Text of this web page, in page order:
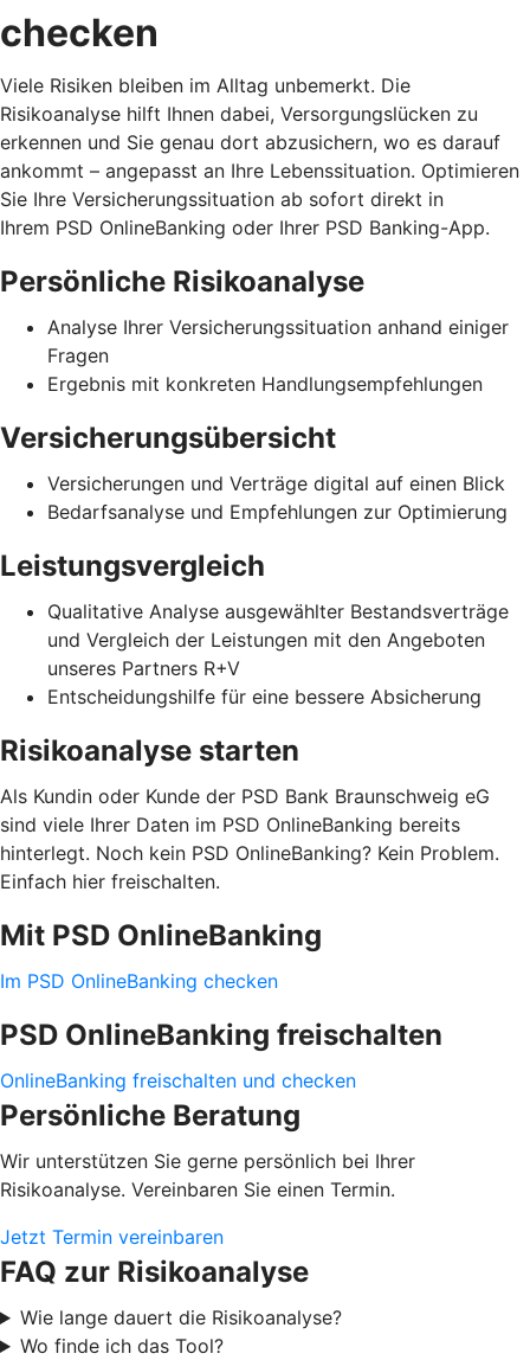
checken
Viele Risiken bleiben im Alltag unbemerkt. Die
Risikoanalyse hilft Ihnen dabei, Versorgungslücken zu
erkennen und Sie genau dort abzusichern, wo es darauf
ankommt – angepasst an Ihre Lebenssituation. Optimieren
Sie Ihre Versicherungssituation ab sofort direkt in
Ihrem PSD OnlineBanking oder Ihrer PSD Banking-App.
Persönliche Risikoanalyse
Analyse Ihrer Versicherungssituation anhand einiger
Fragen
Ergebnis mit konkreten Handlungsempfehlungen
Versicherungsübersicht
Versicherungen und Verträge digital auf einen Blick
Bedarfsanalyse und Empfehlungen zur Optimierung
Leistungsvergleich
Qualitative Analyse ausgewählter Bestandsverträge
und Vergleich der Leistungen mit den Angeboten
unseres Partners R+V
Entscheidungshilfe für eine bessere Absicherung
Risikoanalyse starten
Als Kundin oder Kunde der PSD Bank Braunschweig eG
sind viele Ihrer Daten im PSD OnlineBanking bereits
hinterlegt. Noch kein PSD OnlineBanking? Kein Problem.
Einfach hier freischalten.
Mit PSD OnlineBanking
Im PSD OnlineBanking checken
PSD OnlineBanking freischalten
OnlineBanking freischalten und checken
Persönliche Beratung
Wir unterstützen Sie gerne persönlich bei Ihrer
Risikoanalyse. Vereinbaren Sie einen Termin.
Jetzt Termin vereinbaren
FAQ zur Risikoanalyse
Wie lange dauert die Risikoanalyse?
Wo finde ich das Tool?